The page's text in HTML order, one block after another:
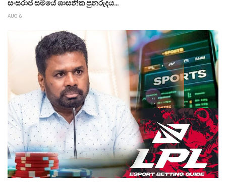
සංඝරාජ සමයේ ශාසනික පුනරුදය...
AUG 6